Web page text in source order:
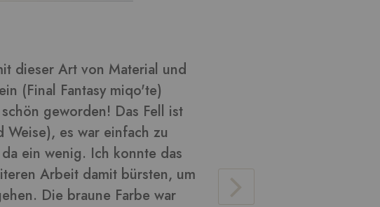
toll aus ????